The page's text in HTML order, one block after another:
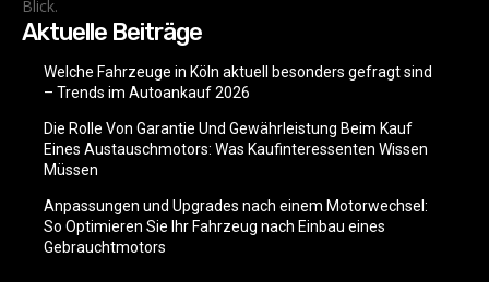
Blick.
Aktuelle Beiträge
Welche Fahrzeuge in Köln aktuell besonders gefragt sind
– Trends im Autoankauf 2026
Die Rolle Von Garantie Und Gewährleistung Beim Kauf
Eines Austauschmotors: Was Kaufinteressenten Wissen
Müssen
Anpassungen und Upgrades nach einem Motorwechsel:
So Optimieren Sie Ihr Fahrzeug nach Einbau eines
Gebrauchtmotors